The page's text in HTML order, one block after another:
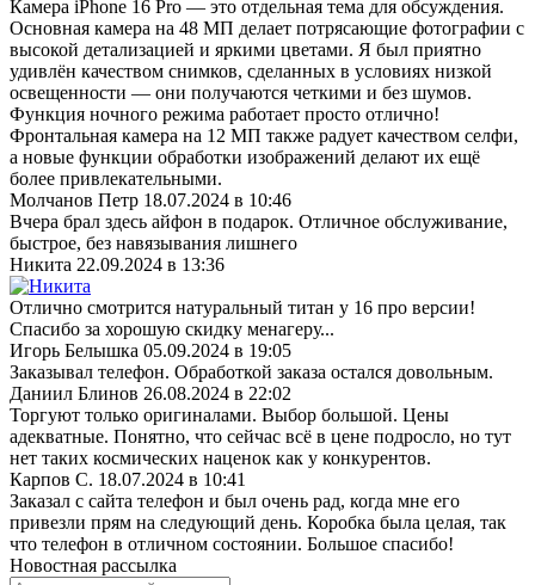
Камера iPhone 16 Pro — это отдельная тема для обсуждения.
Основная камера на 48 МП делает потрясающие фотографии с
высокой детализацией и яркими цветами. Я был приятно
удивлён качеством снимков, сделанных в условиях низкой
освещенности — они получаются четкими и без шумов.
Функция ночного режима работает просто отлично!
Фронтальная камера на 12 МП также радует качеством селфи,
а новые функции обработки изображений делают их ещё
более привлекательными.
Молчанов Петр 18.07.2024 в 10:46
Вчера брал здесь айфон в подарок. Отличное обслуживание,
быстрое, без навязывания лишнего
Никита 22.09.2024 в 13:36
Отлично смотрится натуральный титан у 16 про версии!
Спасибо за хорошую скидку менагеру...
Игорь Белышка 05.09.2024 в 19:05
Заказывал телефон. Обработкой заказа остался довольным.
Даниил Блинов 26.08.2024 в 22:02
Торгуют только оригиналами. Выбор большой. Цены
адекватные. Понятно, что сейчас всё в цене подросло, но тут
нет таких космических наценок как у конкурентов.
Карпов С. 18.07.2024 в 10:41
Заказал с сайта телефон и был очень рад, когда мне его
привезли прям на следующий день. Коробка была целая, так
что телефон в отличном состоянии. Большое спасибо!
Новостная рассылка